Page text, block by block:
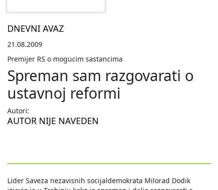
DNEVNI AVAZ
21.08.2009
Premijer RS o mogucim sastancima
Spreman sam razgovarati o
ustavnoj reformi
Autori:
AUTOR NIJE NAVEDEN
Lider Saveza nezavisnih socijaldemokrata Milorad Dodik